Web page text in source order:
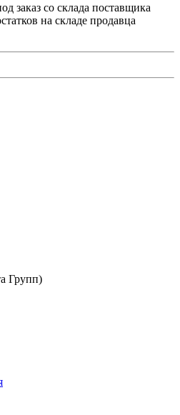
заказ со склада поставщика
на складе продавца
Групп)